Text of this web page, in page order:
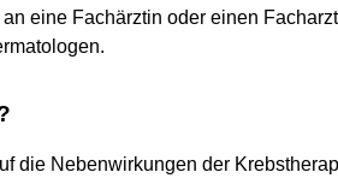
eine Fachärztin oder einen
die Nebenwirkungen der